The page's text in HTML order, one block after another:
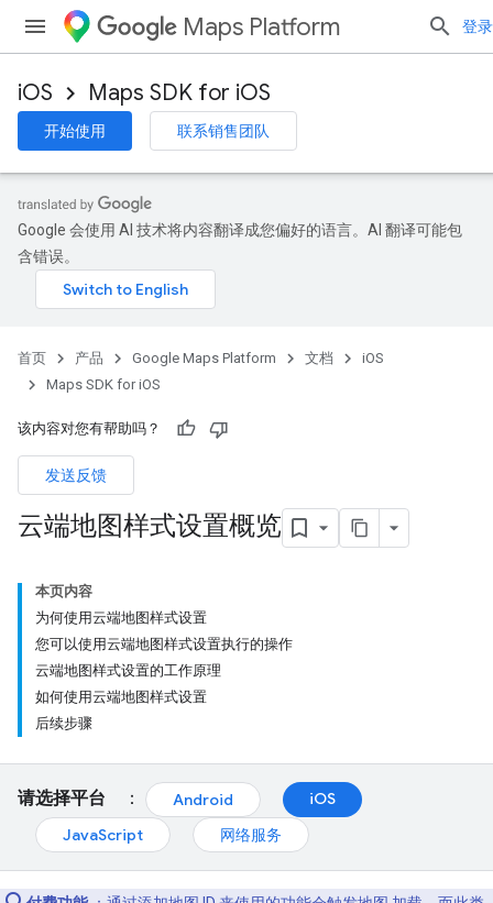
Maps Platform 登录
iOS Maps SDK for iOS
开始使用 联系销售团队
Google 会使用 AI 技术将内容翻译成您偏好的语言。AI 翻译可能包
含错误。
首页 产品 Google Maps Platform 文档
iOS
Maps SDK for iOS
该内容对您有帮助吗？
发送反馈
云端地图样式设置概览
本页内容
为何使用云端地图样式设置
您可以使用云端地图样式设置执行的操作
云端地图样式设置的工作原理
如何使用云端地图样式设置
后续步骤
请选择平台 ： Android
iOS
JavaScript
网络服务